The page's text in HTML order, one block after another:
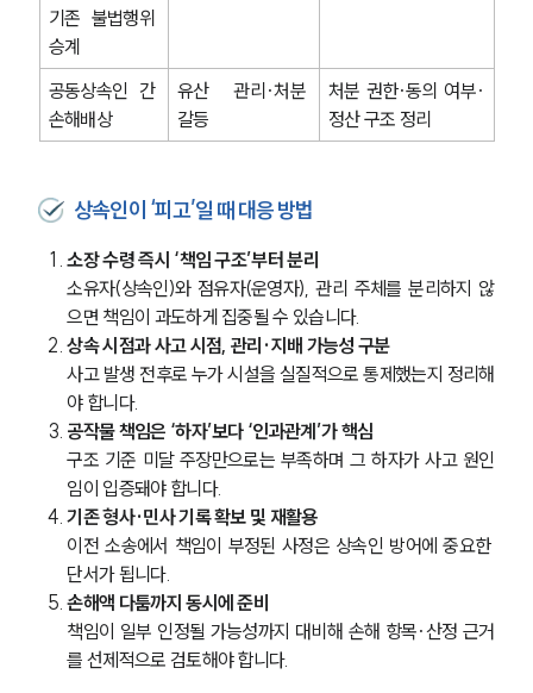
기존 불법행위
승계
공동상속인 간
손해배상
유산 관리·처분
갈등
처분 권한·동의 여부·
정산 구조 정리
상속인이 ‘피고’일 때 대응 방법
소장 수령 즉시 ‘책임 구조’부터 분리
소유자(상속인)와 점유자(운영자), 관리 주체를 분리하지 않
으면 책임이 과도하게 집중될 수 있습니다.
상속 시점과 사고 시점, 관리·지배 가능성 구분
사고 발생 전후로 누가 시설을 실질적으로 통제했는지 정리해
야 합니다.
공작물 책임은 ‘하자’보다 ‘인과관계’가 핵심
구조 기준 미달 주장만으로는 부족하며 그 하자가 사고 원인
임이 입증돼야 합니다.
기존 형사·민사 기록 확보 및 재활용
이전 소송에서 책임이 부정된 사정은 상속인 방어에 중요한
단서가 됩니다.
손해액 다툼까지 동시에 준비
책임이 일부 인정될 가능성까지 대비해 손해 항목·산정 근거
를 선제적으로 검토해야 합니다.